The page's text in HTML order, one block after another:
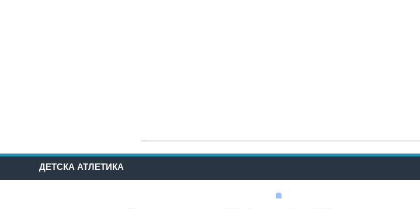
ДЕТСКА АТЛЕТИКА